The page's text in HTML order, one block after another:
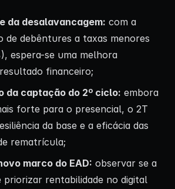
da desalavancagem: com a
de debêntures a taxas menores
espera-se uma melhora
financeiro;
da captação do 2º ciclo: embora
forte para o presencial, o 2T
da base e a eficácia das
rematrícula;
marco do EAD: observar se a
priorizar rentabilidade no digital